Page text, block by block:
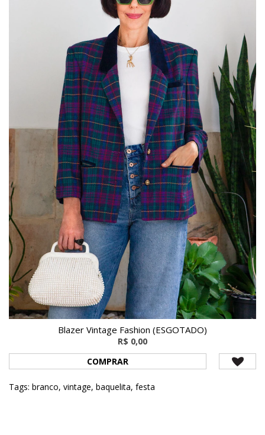
Blazer Vintage Fashion (ESGOTADO)
R$ 0,00
COMPRAR
Tags: branco, vintage, baquelita, festa